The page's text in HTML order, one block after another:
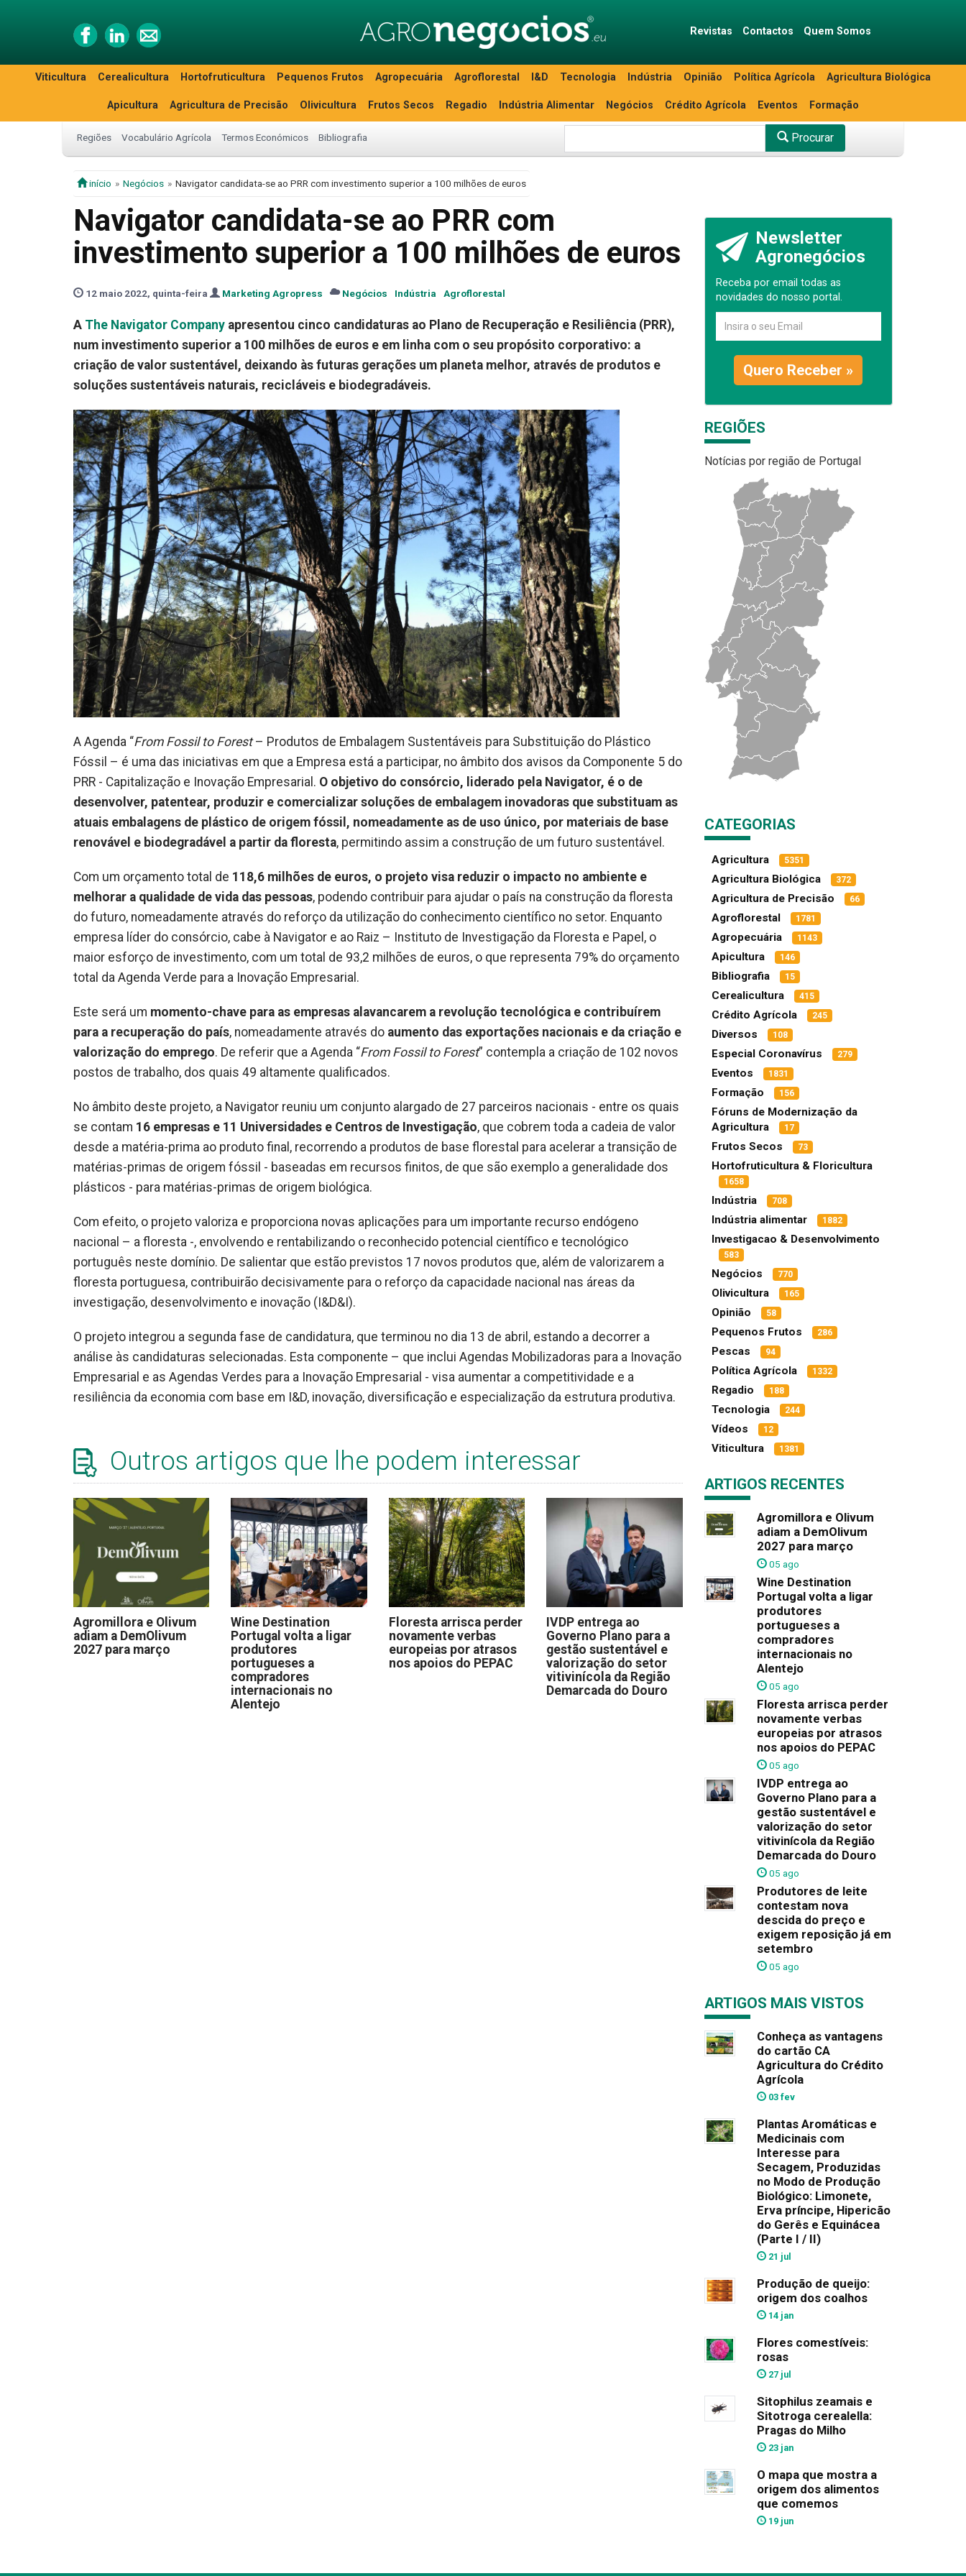
Revistas Contactos Quem Somos
Viticultura Cerealicultura Hortofruticultura Pequenos Frutos Agropecuária Agroflorestal I&D Tecnologia Indústria Opinião Política Agrícola Agricultura Biológica
Apicultura Agricultura de Precisão Olivicultura Frutos Secos Regadio Indústria Alimentar Negócios Crédito Agrícola Eventos Formação
Regiões Vocabulário Agrícola Termos Económicos Bibliografia Procurar
início Negócios Navigator candidata-se ao PRR com investimento superior a 100 milhões de euros
Navigator candidata-se ao PRR com
investimento superior a 100 milhões de euros
12 maio 2022, quinta-feira Marketing Agropress Negócios Indústria Agroflorestal
A The Navigator Company apresentou cinco candidaturas ao Plano de Recuperação e Resiliência (PRR),
num investimento superior a 100 milhões de euros e em linha com o seu propósito corporativo: a
criação de valor sustentável, deixando às futuras gerações um planeta melhor, através de produtos e
soluções sustentáveis naturais, recicláveis e biodegradáveis.
A Agenda “From Fossil to Forest– Produtos de Embalagem Sustentáveis para Substituição do Plástico
Fóssil – é uma das iniciativas em que a Empresa está a participar, no âmbito dos avisos da Componente 5 do
PRR - Capitalização e Inovação Empresarial. O objetivo do consórcio, liderado pela Navigator, é o de
desenvolver, patentear, produzir e comercializar soluções de embalagem inovadoras que substituam as
atuais embalagens de plástico de origem fóssil, nomeadamente as de uso único, por materiais de base
renovável e biodegradável a partir da floresta, permitindo assim a construção de um futuro sustentável.
Com um orçamento total de 118,6 milhões de euros, o projeto visa reduzir o impacto no ambiente e
melhorar a qualidade de vida das pessoas, podendo contribuir para ajudar o país na construção da floresta
do futuro, nomeadamente através do reforço da utilização do conhecimento científico no setor. Enquanto
empresa líder do consórcio, cabe à Navigator e ao Raiz – Instituto de Investigação da Floresta e Papel, o
maior esforço de investimento, com um total de 93,2 milhões de euros, o que representa 79% do orçamento
total da Agenda Verde para a Inovação Empresarial.
Este será um momento-chave para as empresas alavancarem a revolução tecnológica e contribuírem
para a recuperação do país, nomeadamente através do aumento das exportações nacionais e da criação e
valorização do emprego. De referir que a Agenda “From Fossil to Forest” contempla a criação de 102 novos
postos de trabalho, dos quais 49 altamente qualificados.
No âmbito deste projeto, a Navigator reuniu um conjunto alargado de 27 parceiros nacionais - entre os quais
se contam 16 empresas e 11 Universidades e Centros de Investigação, que cobrem toda a cadeia de valor
desde a matéria-prima ao produto final, recorrendo a produtos de base florestal para acelerar a transição de
matérias-primas de origem fóssil - baseadas em recursos finitos, de que são exemplo a generalidade dos
plásticos - para matérias-primas de origem biológica.
Com efeito, o projeto valoriza e proporciona novas aplicações para um importante recurso endógeno
nacional – a floresta -, envolvendo e rentabilizando o reconhecido potencial científico e tecnológico
português neste domínio. De salientar que estão previstos 17 novos produtos que, além de valorizarem a
floresta portuguesa, contribuirão decisivamente para o reforço da capacidade nacional nas áreas da
investigação, desenvolvimento e inovação (I&D&I).
O projeto integrou a segunda fase de candidatura, que terminou no dia 13 de abril, estando a decorrer a
análise às candidaturas selecionadas. Esta componente – que inclui Agendas Mobilizadoras para a Inovação
Empresarial e as Agendas Verdes para a Inovação Empresarial - visa aumentar a competitividade e a
resiliência da economia com base em I&D, inovação, diversificação e especialização da estrutura produtiva.
Outros artigos que lhe podem interessar
Agromillora e Olivum
adiam a DemOlivum
2027 para março
Wine Destination
Portugal volta a ligar
produtores
portugueses a
compradores
internacionais no
Alentejo
Floresta arrisca perder
novamente verbas
europeias por atrasos
nos apoios do PEPAC
IVDP entrega ao
Governo Plano para a
gestão sustentável e
valorização do setor
vitivinícola da Região
Demarcada do Douro
Newsletter
Agronegócios
Receba por email todas as
novidades do nosso portal.
Quero Receber »
REGIÕES
Notícias por região de Portugal
CATEGORIAS
Agricultura 5351
Agricultura Biológica 372
Agricultura de Precisão 66
Agroflorestal 1781
Agropecuária 1143
Apicultura 146
Bibliografia 15
Cerealicultura 415
Crédito Agrícola 245
Diversos 108
Especial Coronavírus 279
Eventos 1831
Formação 156
Fóruns de Modernização da
Agricultura
17
Frutos Secos 73
Hortofruticultura & Floricultura
1658
Indústria 708
Indústria alimentar 1882
Investigacao & Desenvolvimento
583
Negócios 770
Olivicultura 165
Opinião 58
Pequenos Frutos 286
Pescas 94
Política Agrícola 1332
Regadio 188
Tecnologia 244
Vídeos 12
Viticultura 1381
ARTIGOS RECENTES
Agromillora e Olivum
adiam a DemOlivum
2027 para março
05 ago
Wine Destination
Portugal volta a ligar
produtores
portugueses a
compradores
internacionais no
Alentejo
05 ago
Floresta arrisca perder
novamente verbas
europeias por atrasos
nos apoios do PEPAC
05 ago
IVDP entrega ao
Governo Plano para a
gestão sustentável e
valorização do setor
vitivinícola da Região
Demarcada do Douro
05 ago
Produtores de leite
contestam nova
descida do preço e
exigem reposição já em
setembro
05 ago
ARTIGOS MAIS VISTOS
Conheça as vantagens
do cartão CA
Agricultura do Crédito
Agrícola
03 fev
Plantas Aromáticas e
Medicinais com
Interesse para
Secagem, Produzidas
no Modo de Produção
Biológico: Limonete,
Erva príncipe, Hipericão
do Gerês e Equinácea
(Parte I / II)
21 jul
Produção de queijo:
origem dos coalhos
14 jan
Flores comestíveis:
rosas
27 jul
Sitophilus zeamais e
Sitotroga cerealella:
Pragas do Milho
23 jan
O mapa que mostra a
origem dos alimentos
que comemos
19 jun